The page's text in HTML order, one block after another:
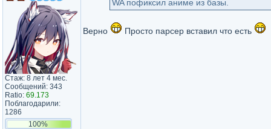
Стаж: 8 лет 4 мес.
Сообщений: 343
Ratio: 69.173
Поблагодарили:
1286
100%
WA пофиксил аниме из базы.
Верно Просто парсер вставил что есть